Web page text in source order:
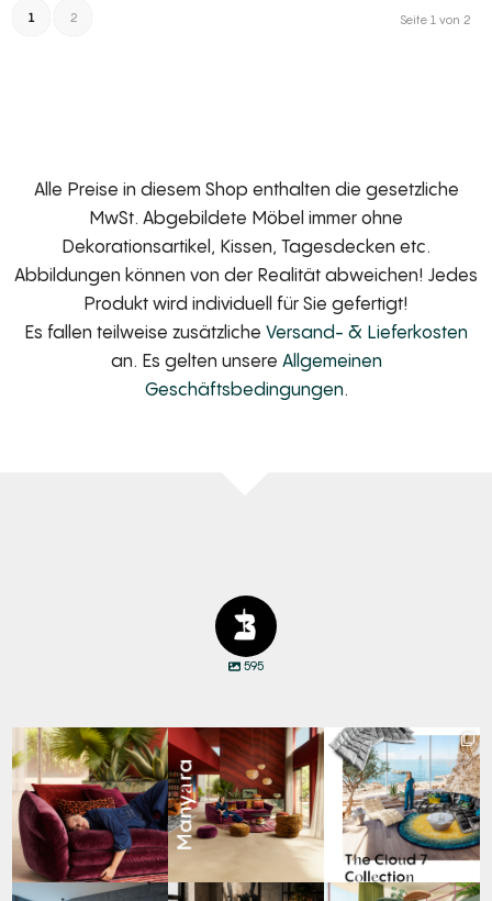
Seite 1 von 2
1 2
Alle Preise in diesem Shop enthalten die gesetzliche
MwSt. Abgebildete Möbel immer ohne
Dekorationsartikel, Kissen, Tagesdecken etc.
Abbildungen können von der Realität abweichen! Jedes
Produkt wird individuell für Sie gefertigt!
Es fallen teilweise zusätzliche Versand- & Lieferkosten
an. Es gelten unsere Allgemeinen
Geschäftsbedingungen.
595
Den Kopf anlehnen. Die
Gedanken auf Reisen ...
49 0
Manyara. Inspiriert von
der Weite Afrikas....
53 2
Für jeden Lieblingsplatz
die passende Cloud.
☁️...
60 1